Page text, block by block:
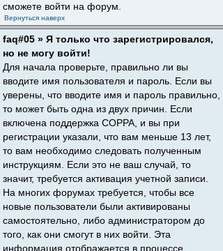
сможете войти на форум.
Вернуться наверх
faq#05 » Я только что зарегистрировался,
но не могу войти!
Для начала проверьте, правильно ли вы
вводите имя пользователя и пароль. Если вы
уверены, что вводите имя и пароль правильно,
то может быть одна из двух причин. Если
включена поддержка COPPA, и вы при
регистрации указали, что вам меньше 13 лет,
то вам необходимо следовать полученным
инструкциям. Если это не ваш случай, то
значит, требуется активация учетной записи.
На многих форумах требуется, чтобы все
новые пользователи были активированы
самостоятельно, либо администратором до
того, как они смогут в них войти. Эта
информация отображается в процессе